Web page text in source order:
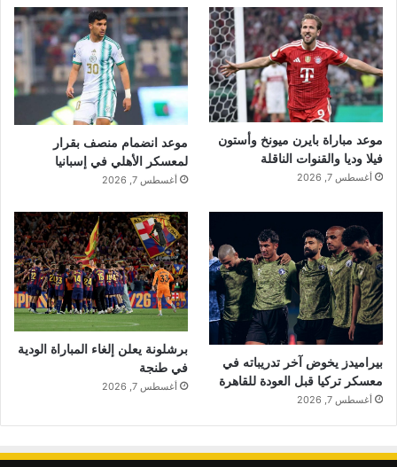
موعد مباراة بايرن ميونخ وأستون
فيلا وديا والقنوات الناقلة
أغسطس 7, 2026
موعد انضمام منصف بقرار
لمعسكر الأهلي في إسبانيا
أغسطس 7, 2026
بيراميدز يخوض آخر تدريباته في
معسكر تركيا قبل العودة للقاهرة
أغسطس 7, 2026
برشلونة يعلن إلغاء المباراة الودية
في طنجة
أغسطس 7, 2026